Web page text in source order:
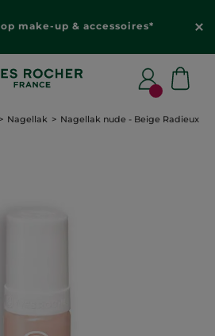
op make-up & accessoires*
Nagellak Nagellak nude - Beige Radieux